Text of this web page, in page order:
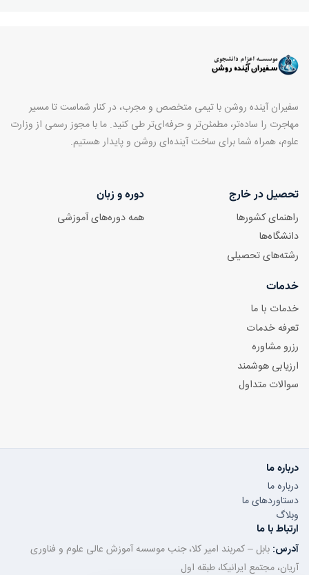
سفیران آینده روشن با تیمی متخصص و مجرب، در کنار شماست تا مسیر
مهاجرت را ساده‌تر، مطمئن‌تر و حرفه‌ای‌تر طی کنید. ما با مجوز رسمی از وزارت
علوم، همراه شما برای ساخت آینده‌ای روشن و پایدار هستیم.
تحصیل در خارج
راهنمای کشورها
دانشگاه‌ها
رشته‌های تحصیلی
دوره و زبان
همه دوره‌های آموزشی
خدمات
خدمات با ما
تعرفه خدمات
رزرو مشاوره
ارزیابی هوشمند
سوالات متداول
درباره ما
درباره ما
دستاوردهای ما
وبلاگ
ارتباط با ما
آدرس: بابل – کمربند امیر کلا، جنب موسسه آموزش عالی علوم و فناوری
آریان، مجتمع ایرانیکا، طبقه اول